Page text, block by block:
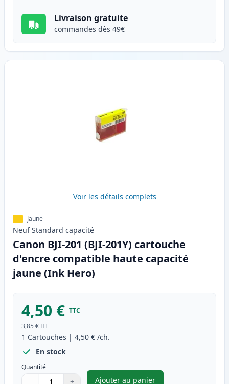
Livraison gratuite
commandes dès 49€
Voir les détails complets
Jaune
Neuf Standard capacité
Canon BJI-201 (BJI-201Y) cartouche
d'encre compatible haute capacité
jaune (Ink Hero)
4,50 € TTC
3,85 € HT
1 Cartouches | 4,50 € /ch.
En stock
Quantité
− + Ajouter au panier